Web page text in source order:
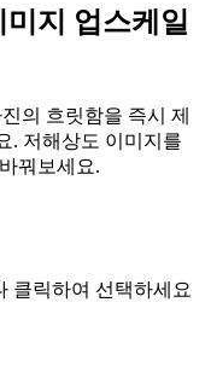
지 업스케일
의 흐릿함을 즉시 제
. 저해상도 이미지를
꿔보세요.
클릭하여 선택하세요